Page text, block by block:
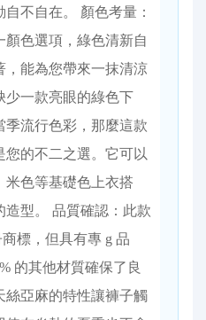
不自在。 顏色考量：
色選項，綠色清新自
，能為您帶來一抹清涼
少一款亮眼的綠色下
季流行色彩，那麼這款
的不二之選。它可以
米色等基礎色上衣搭
造型。 品質確認：此款
標，但具有專 g 品
的其他材質確保了良
絲亞麻的特性讓褲子觸